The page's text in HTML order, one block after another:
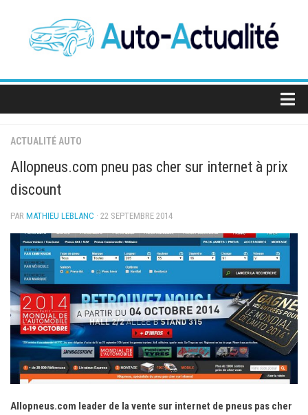
content
Berlines
Sportives
Électriques
Utilitaires
Concept-cars
Salons de l’auto
Mondial de Paris
Salon de Détroit
Salon de Los Angeles
Essais
Assurance Auto
ACTUALITÉ AUTO
Allopneus.com pneu pas cher sur internet à prix
discount
PAR MATHIEU LEBLANC · 22 SEPTEMBRE 2014
Allopneus.com leader de la vente sur internet de pneus pas cher